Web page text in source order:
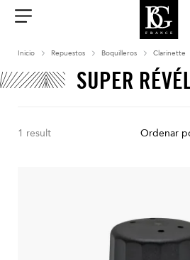
contenu
Inicio Repuestos Boquilleros Clarinette
SUPER
1 result Ordenar